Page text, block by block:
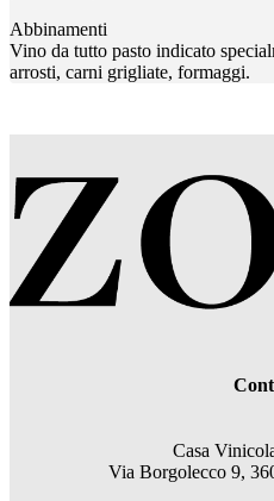
Abbinamenti
Vino da tutto pasto indicato
arrosti, carni grigliate, formaggi.
Casa
Via Borgolecco 9,